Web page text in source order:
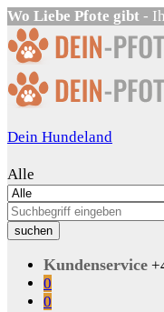
Wo Liebe Pfote gibt -
Dein Hundeland
Alle
suchen
Kundenservice
0
0